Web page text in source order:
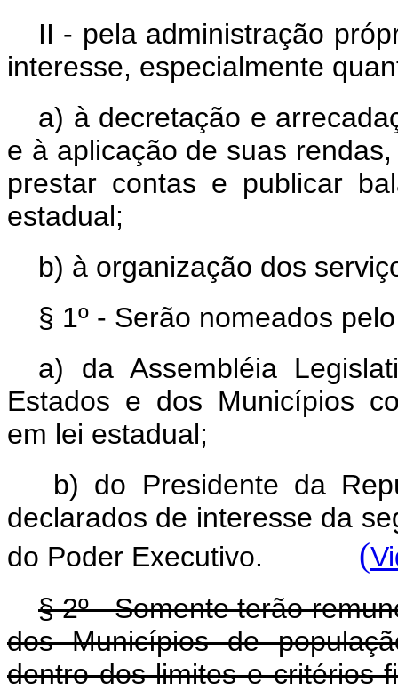
II - pela administração
interesse, especialmente
a) à decretação e
e à aplicação de suas
prestar contas e publicar
estadual;
b) à organização dos
§ 1º - Serão nomeados
a) da Assembléia
Estados e dos Municípios
em lei estadual;
b) do Presidente da
declarados de interesse da
do Poder Executivo. (
§ 2º - Somente terão
dos Municípios de
dentro dos limites e